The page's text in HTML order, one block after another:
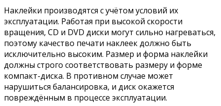
Наклейки производятся с учётом условий их
эксплуатации. Работая при высокой скорости
вращения, CD и DVD диски могут сильно нагреваться,
поэтому качество печати наклеек должно быть
исключительно высоким. Размер и форма наклейки
должны строго соответствовать размеру и форме
компакт-диска. В противном случае может
нарушиться балансировка, и диск окажется
повреждённым в процессе эксплуатации.